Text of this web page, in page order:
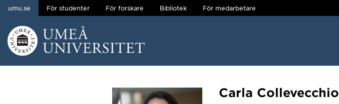
Hoppa direkt till innehållet
umu.se För studenter För forskare Bibliotek För medarbetare
Carla Collevecchio